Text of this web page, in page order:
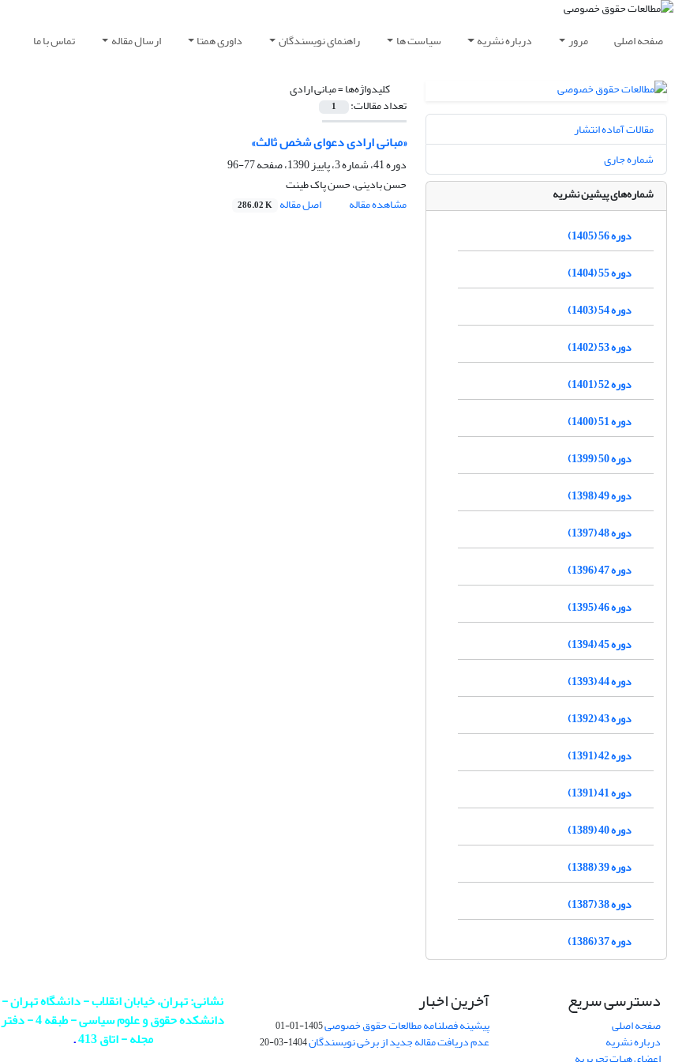
صفحه اصلی مرور درباره نشریه سیاست ها راهنمای نویسندگان داوری همتا ارسال مقاله تماس با ما
کلیدواژه‌ها =مبانی ارادی
تعداد مقالات: 1
«مبانی ارادی دعوای شخص ثالث»
دوره 41، شماره 3، پاییز 1390، صفحه
77-96
حسن بادینی، حسن پاک طینت
مشاهده مقاله
اصل مقاله 286.02 K
مقالات آماده انتشار
شماره جاری
شماره‌های پیشین نشریه
دوره 56 (1405)
دوره 55 (1404)
دوره 54 (1403)
دوره 53 (1402)
دوره 52 (1401)
دوره 51 (1400)
دوره 50 (1399)
دوره 49 (1398)
دوره 48 (1397)
دوره 47 (1396)
دوره 46 (1395)
دوره 45 (1394)
دوره 44 (1393)
دوره 43 (1392)
دوره 42 (1391)
دوره 41 (1391)
دوره 40 (1389)
دوره 39 (1388)
دوره 38 (1387)
دوره 37 (1386)
دسترسی سریع
صفحه اصلی
درباره نشریه
آخرین اخبار
پیشینه فصلنامه مطالعات حقوق خصوصی1405-01-01
عدم دریافت مقاله جدید از برخی نویسندگان1404-03-20
نشانی: تهران، خیابان انقلاب - دانشگاه تهران -
دانشکده حقوق و علوم سیاسی - طبقه 4 - دفتر
مجله - اتاق 413
.